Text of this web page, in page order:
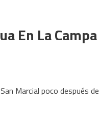
En La Campa
Marcial poco después de